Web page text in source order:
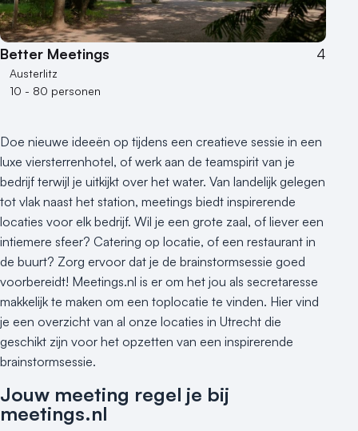
Better Meetings 4
Austerlitz
10 - 80 personen
Doe nieuwe ideeën op tijdens een creatieve sessie in een
luxe viersterrenhotel, of werk aan de teamspirit van je
bedrijf terwijl je uitkijkt over het water. Van landelijk gelegen
tot vlak naast het station, meetings biedt inspirerende
locaties voor elk bedrijf. Wil je een grote zaal, of liever een
intiemere sfeer? Catering op locatie, of een restaurant in
de buurt? Zorg ervoor dat je de brainstormsessie goed
voorbereidt! Meetings.nl is er om het jou als secretaresse
makkelijk te maken om een toplocatie te vinden. Hier vind
je een overzicht van al onze locaties in Utrecht die
geschikt zijn voor het opzetten van een inspirerende
brainstormsessie.
Jouw meeting regel je bij
meetings.nl